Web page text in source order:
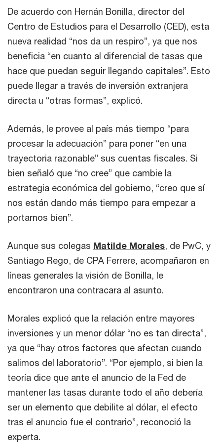
De acuerdo con Hernán Bonilla, director del
Centro de Estudios para el Desarrollo (CED), esta
nueva realidad “nos da un respiro”, ya que nos
beneficia “en cuanto al diferencial de tasas que
hace que puedan seguir llegando capitales”. Esto
puede llegar a través de inversión extranjera
directa u “otras formas”, explicó.
Además, le provee al país más tiempo “para
procesar la adecuación” para poner “en una
trayectoria razonable” sus cuentas fiscales. Si
bien señaló que “no cree” que cambie la
estrategia económica del gobierno, “creo que sí
nos están dando más tiempo para empezar a
portarnos bien”.
Aunque sus colegas Matilde Morales, de PwC, y
Santiago Rego, de CPA Ferrere, acompañaron en
líneas generales la visión de Bonilla, le
encontraron una contracara al asunto.
Morales explicó que la relación entre mayores
inversiones y un menor dólar “no es tan directa”,
ya que “hay otros factores que afectan cuando
salimos del laboratorio”. “Por ejemplo, si bien la
teoría dice que ante el anuncio de la Fed de
mantener las tasas durante todo el año debería
ser un elemento que debilite al dólar, el efecto
tras el anuncio fue el contrario”, reconoció la
experta.